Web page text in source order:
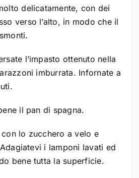
delicatamente, con dei
verso l’alto, in modo che il
l’impasto ottenuto nella
imburrata. Infornate a
il pan di spagna.
lo zucchero a velo e
i lamponi lavati ed
bene tutta la superficie.